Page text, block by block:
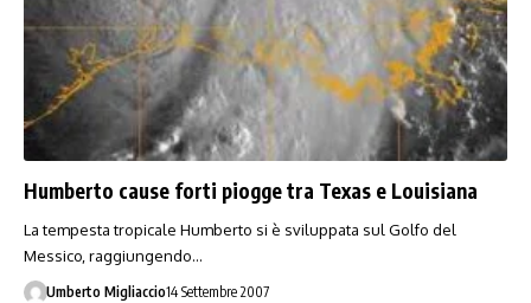
Humberto cause forti piogge tra Texas e Louisiana
La tempesta tropicale Humberto si è sviluppata sul Golfo del
Messico, raggiungendo…
Umberto Migliaccio14 Settembre 2007